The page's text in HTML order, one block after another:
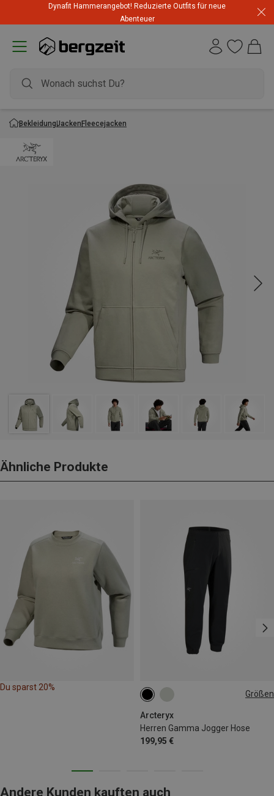
Dynafit Hammerangebot! Reduzierte Outfits für neue
Abenteuer
BekleidungJackenFleecejacken
Ähnliche Produkte
Du sparst 20%
Größen
Arcteryx
Herren Gamma Jogger Hose
199,95 €
S M
Andere Kunden kauften auch